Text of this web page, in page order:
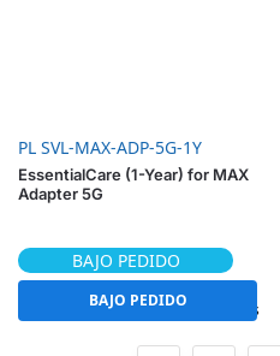
PL SVL-MAX-ADP-5G-1Y
EssentialCare (1-Year) for MAX
Adapter 5G
BAJO PEDIDO
BAJO PEDIDO
Mostrando 41–80 de 108 resultados